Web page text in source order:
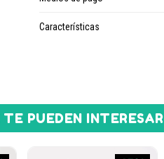
Características
PUEDEN INTERESAR